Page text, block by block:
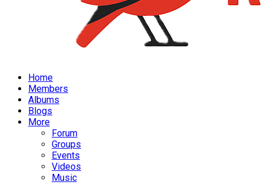
Home
Members
Albums
Blogs
More
Forum
Groups
Events
Videos
Music